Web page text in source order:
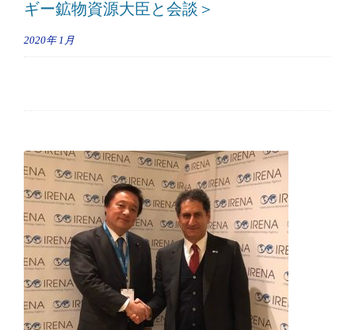
ギー鉱物資源大臣と会談＞
2020年 1月